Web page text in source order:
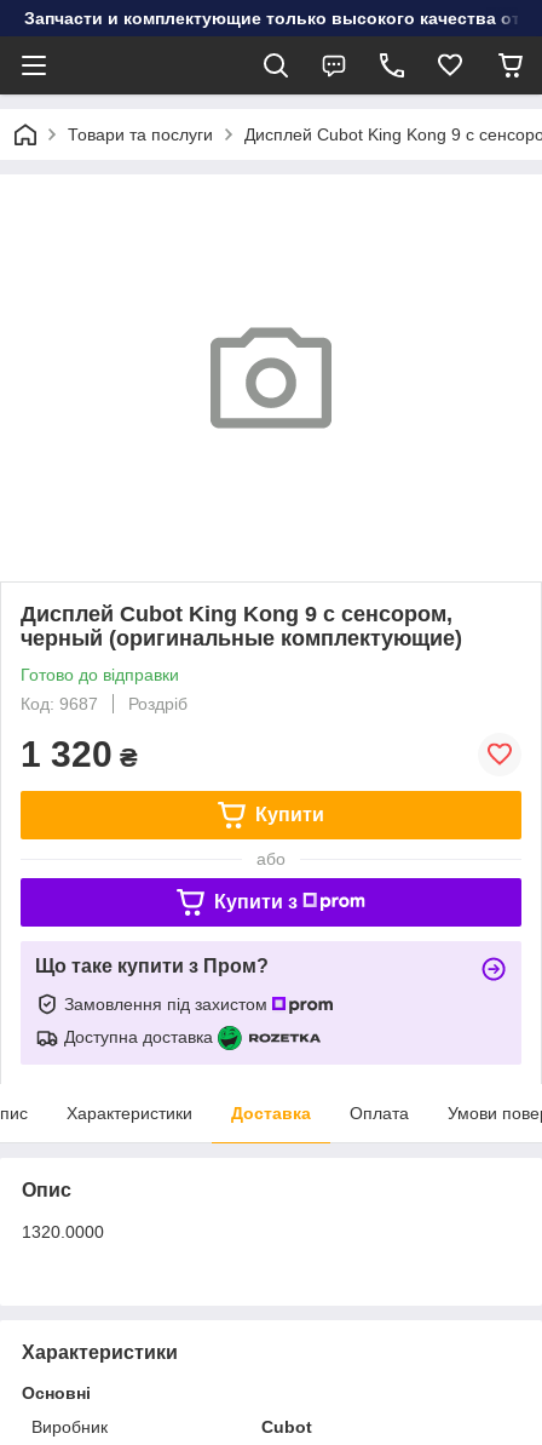
Запчасти и комплектующие только высокого качества от
Товари та послуги Дисплей Cubot King Kong 9 с
Дисплей Cubot King Kong 9 с сенсором,
черный (оригинальные комплектующие)
Готово до відправки
Код: 9687
Роздріб
1 320 ₴
Купити
або
Купити з
Що таке купити з Пром?
Замовлення під захистом
Доступна доставка
Характеристики Доставка Оплата Умови
Опис
1320.0000
Характеристики
Основні
Виробник
Cubot